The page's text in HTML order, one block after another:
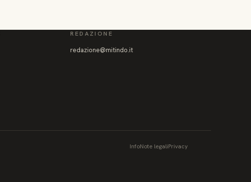
REDAZIONE
redazione@mitindo.it
InfoNote legaliPrivacy